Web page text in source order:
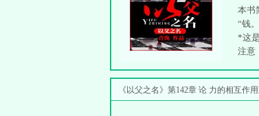
本书
“钱
*这
注意
《以父之名》第142章 论 力的相互作